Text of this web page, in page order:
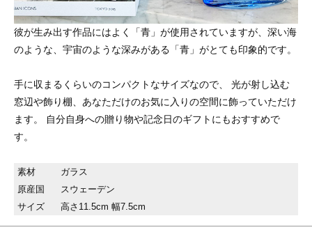
彼が生み出す作品にはよく「青」が使用されていますが、深い海
のような、宇宙のような深みがある「青」がとても印象的です。
手に収まるくらいのコンパクトなサイズなので、 光が射し込む
窓辺や飾り棚、あなただけのお気に入りの空間に飾っていただけ
ます。 自分自身への贈り物や記念日のギフトにもおすすめで
す。
素材
ガラス
原産国
スウェーデン
サイズ
高さ11.5cm 幅7.5cm